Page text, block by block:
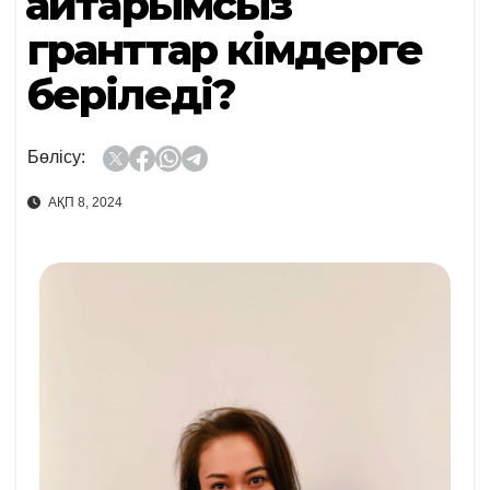
гранттар кімдерге
беріледі?
Бөлісу:
АҚП 8, 2024